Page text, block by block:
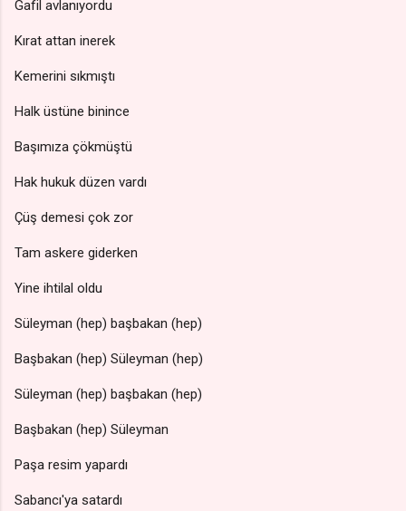
Gafil avlanıyordu
Kırat attan inerek
Kemerini sıkmıştı
Halk üstüne binince
Başımıza çökmüştü
Hak hukuk düzen vardı
Çüş demesi çok zor
Tam askere giderken
Yine ihtilal oldu
Süleyman (hep) başbakan (hep)
Başbakan (hep) Süleyman (hep)
Süleyman (hep) başbakan (hep)
Başbakan (hep) Süleyman
Paşa resim yapardı
Sabancı'ya satardı